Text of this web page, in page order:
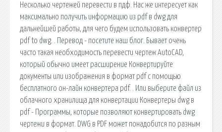
Несколько чертежей перевести в пдф. Нас же интересует как
максимально получить информацию из pdf в dwg для
дальнейшей работы, для чего будем использовать конвертер
pdf to dwg. . Перевод - посетите наш блог. Бывает очень
часто такая необходимость перевести чертеж AutoCAD,
который обычно имеет расширение Конвертируйте
документы или изображения в формат pdf с помощью
бесплатного он-лайн конвертера pdf. . Или выберите файл из
облачного хранилища для конвертации Конвертеры dwg в
pdf - Программы, которые позволяют конвертировать dwg
чертежи в формат. DWG в PDF может понадобится по разным